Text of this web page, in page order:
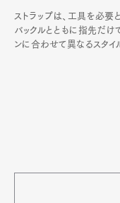
ストラップは、工具を必要
バックルとともに指先だけ
ンに合わせて異なるスタイ